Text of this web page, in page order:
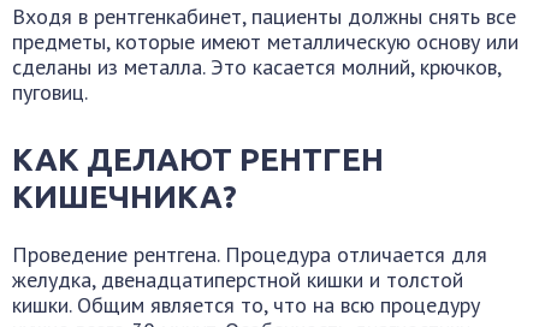
Входя в рентгенкабинет, пациенты должны снять все
предметы, которые имеют металлическую основу или
сделаны из металла. Это касается молний, крючков,
пуговиц.
КАК ДЕЛАЮТ РЕНТГЕН
КИШЕЧНИКА?
Проведение рентгена. Процедура отличается для
желудка, двенадцатиперстной кишки и толстой
кишки. Общим является то, что на всю процедуру